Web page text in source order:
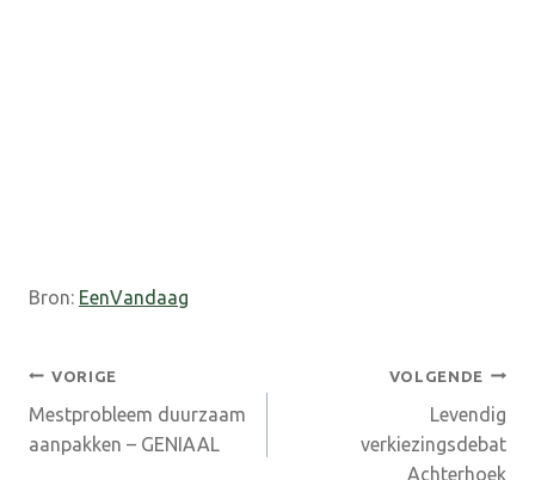
Bron: EenVandaag
Bericht
navigatie
VORIGE
Mestprobleem duurzaam
aanpakken – GENIAAL
VOLGENDE
Levendig
verkiezingsdebat
Achterhoek